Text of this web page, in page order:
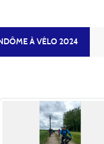
À VÉLO 2024